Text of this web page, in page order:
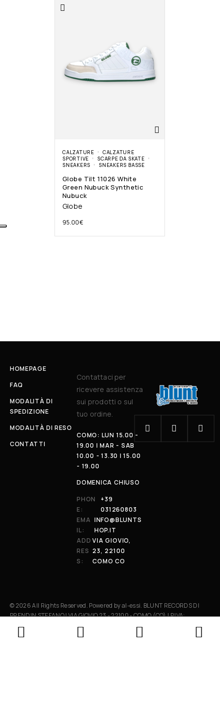
CALZATURE
CALZATURE
SPORTIVE
SCARPE DA SKATE
SNEAKERS
SNEAKERS BASSE
Globe Tilt 11026 White
Green Nubuck Synthetic
Nubuck
Globe
95.00€
HOMEPAGE
FAQ
MODALITÀ DI
SPEDIZIONE
MODALITÀ DI RESO
CONTATTI
Contattaci per
ricevere assistenza
sui prodotti o sul
tuo ordine.
COMO: LUN 15.00 -
19.00 | MAR - SAB
10.00 - 13.30 | 15.00
- 19.00
DOMENICA CHIUSO
PHON
E:
+39
031260803
EMA
IL:
INFO@BLUNTS
HOP.IT
ADD
RES
S:
VIA GIOVIO,
23, 22100
COMO CO
© 2026 All Rights Reserved. Powered by al-essi. BLUNT RECORDS DI
PRENDIN STEFANO | VIA GIOVIO 23 - 22100 - COMO (CO) | P.IVA:
01848590038